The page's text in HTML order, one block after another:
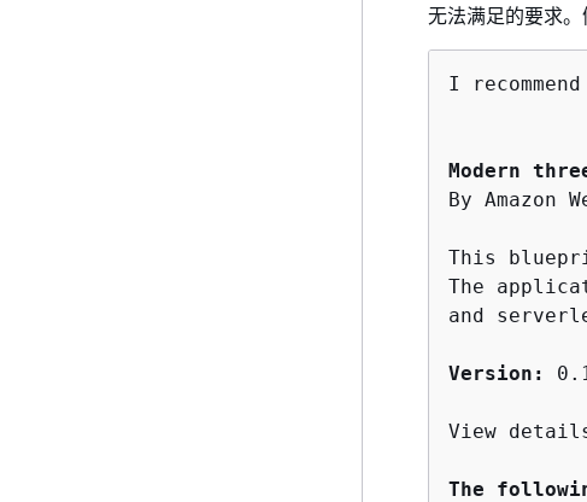
无法满足的要求。
I
Modern
By Amazon
This
The
and
Version:
View
The